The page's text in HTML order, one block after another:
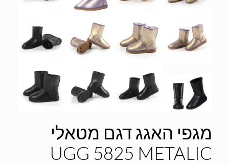
מגפי האגג דגם מטאלי
UGG 5825 METALIC